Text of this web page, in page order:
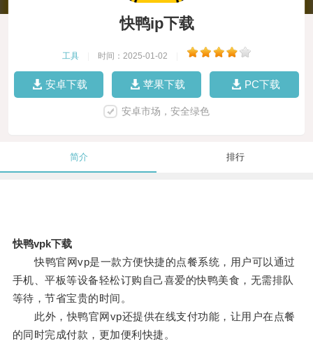
快鸭ip下载
工具 时间：2025-01-02
安卓下载 苹果下载 PC下载
安卓市场，安全绿色
简介 排行
快鸭vpk下载
快鸭官网vp是一款方便快捷的点餐系统，用户可以通过
手机、平板等设备轻松订购自己喜爱的快鸭美食，无需排队
等待，节省宝贵的时间。
此外，快鸭官网vp还提供在线支付功能，让用户在点餐
的同时完成付款，更加便利快捷。